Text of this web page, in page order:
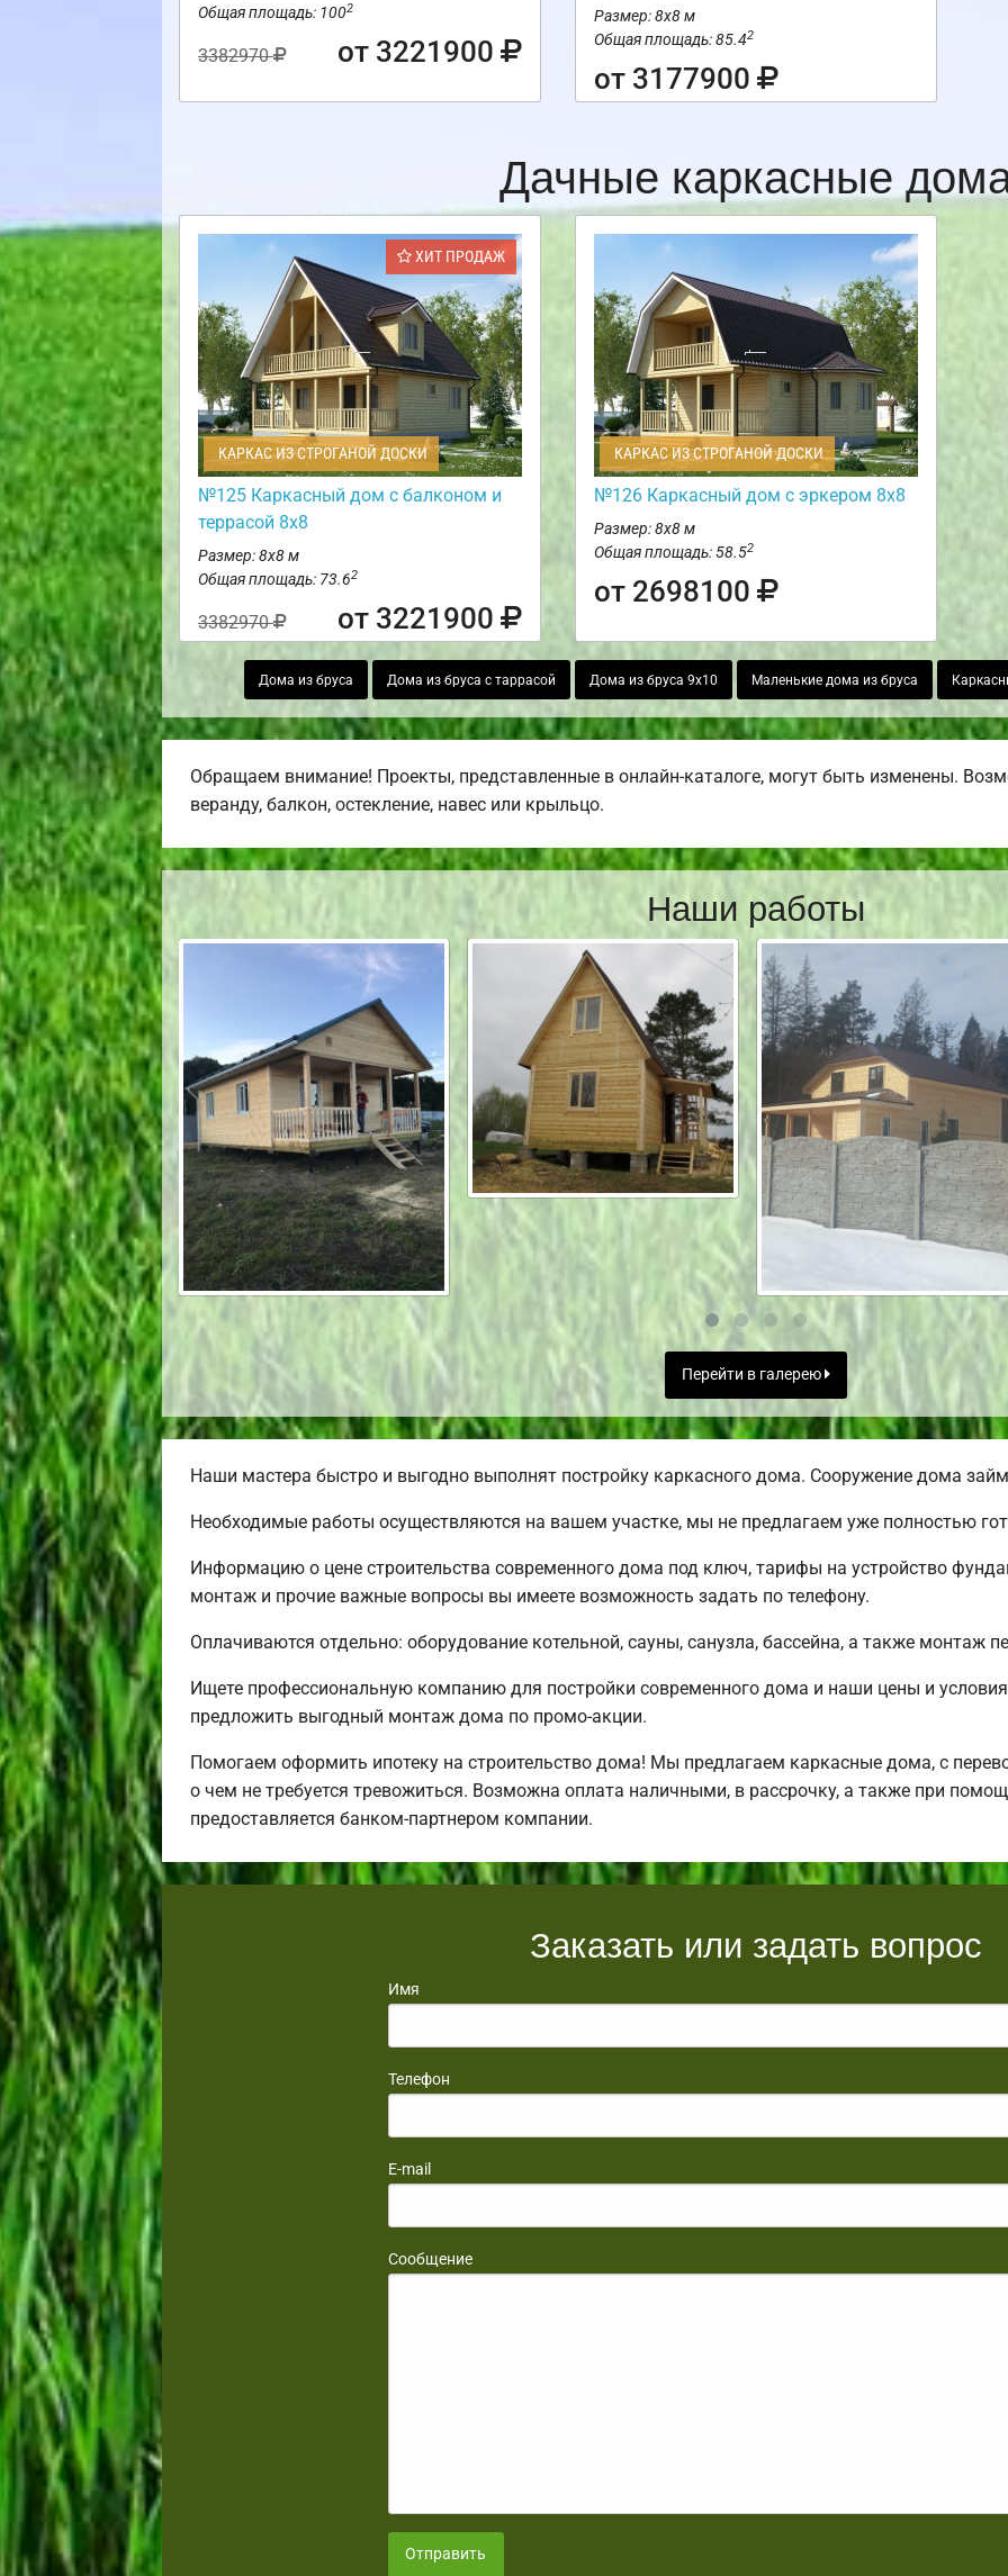
Общая площадь: 1002
3382970 от 3221900
Размер: 8х8 м
Общая площадь: 85.42
от 3177900
Дачные каркасные
ХИТ ПРОДАЖ
КАРКАС ИЗ СТРОГАНОЙ ДОСКИ
№125 Каркасный дом с балконом и
террасой 8х8
Размер: 8х8 м
Общая площадь: 73.62
3382970 от 3221900
КАРКАС ИЗ СТРОГАНОЙ ДОСКИ
№126 Каркасный дом с эркером 8х8
Размер: 8х8 м
Общая площадь: 58.52
от 2698100
Дома из бруса Дома из бруса с таррасой Дома из бруса 9х10 Маленькие дома из бруса
Обращаем внимание! Проекты, представленные в онлайн-каталоге, могут быть изменены.
веранду, балкон, остекление, навес или крыльцо.
Наши работы
Перейти в галерею
Наши мастера быстро и выгодно выполнят постройку каркасного дома. Сооружение дома
Необходимые работы осуществляются на вашем участке, мы не предлагаем уже полностью
Информацию о цене строительства современного дома под ключ, тарифы на устройство
монтаж и прочие важные вопросы вы имеете возможность задать по телефону.
Оплачиваются отдельно: оборудование котельной, сауны, санузла, бассейна, а также монтаж
Ищете профессиональную компанию для постройки современного дома и наши цены и условия
предложить выгодный монтаж дома по промо-акции.
Помогаем оформить ипотеку на строительство дома! Мы предлагаем каркасные дома, с
о чем не требуется тревожиться. Возможна оплата наличными, в рассрочку, а также при
предоставляется банком-партнером компании.
Заказать или задать вопрос
Имя
Телефон
E-mail
Сообщение
Отправить